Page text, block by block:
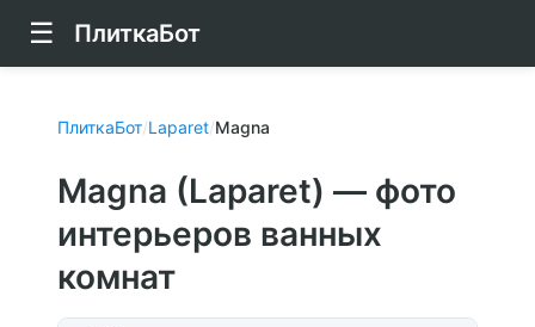
☰ ПлиткаБот
ПлиткаБот/Laparet/Magna
Magna (Laparet) — фото
интерьеров ванных
комнат